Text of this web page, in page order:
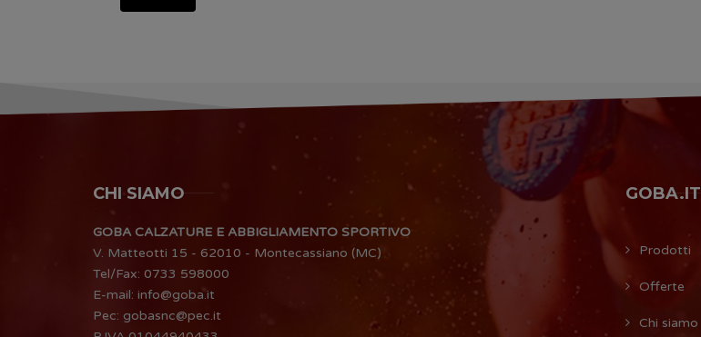
CHI SIAMO
GOBA CALZATURE E ABBIGLIAMENTO SPORTIVO
V. Matteotti 15 - 62010 - Montecassiano (MC)
Tel/Fax: 0733 598000
E-mail: info@goba.it
Pec: gobasnc@pec.it
GOBA.IT
Prodotti
Offerte
Chi siamo